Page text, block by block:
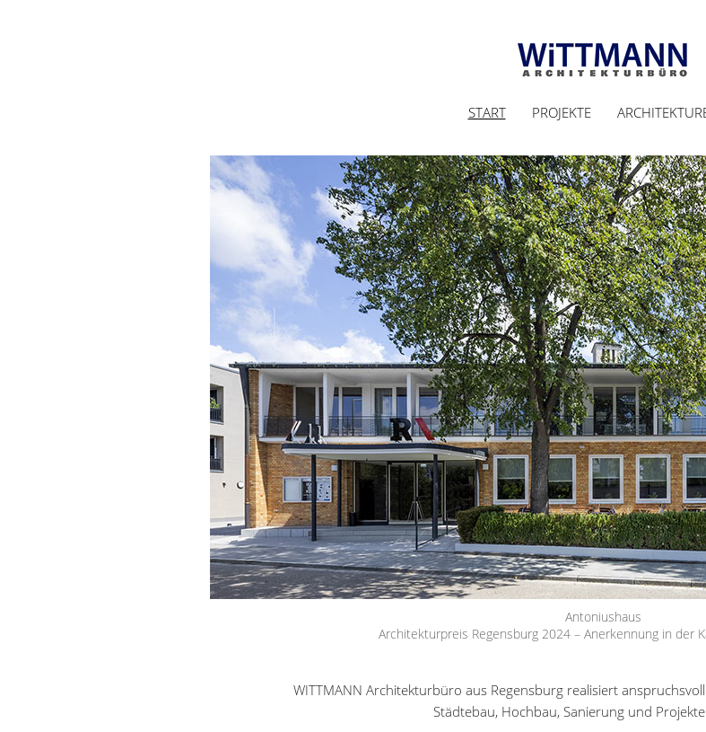
START PROJEKTE
Antoniushaus
Architekturpreis Regensburg 2024 – Anerkennung in der
WITTMANN Architekturbüro aus Regensburg realisiert
Städtebau, Hochbau, Sanierung und